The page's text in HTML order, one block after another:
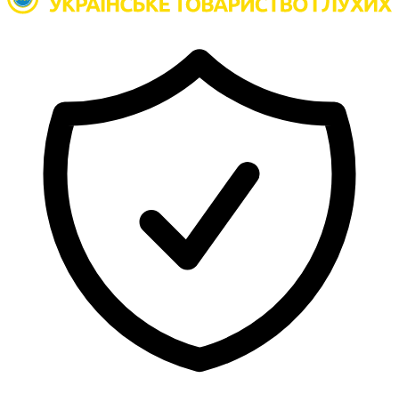
Атестація
Волинська область
Дніпропетровська область
Донецька область
Житомирська область
Івано-Франківська область
Київська область
Кіровоградська область
Львівська область
Одеська область
Полтавська область
Рівненська область
Сумська область